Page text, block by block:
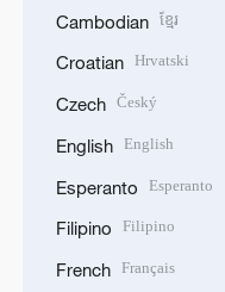
Cambodian ខ្មែរ
Croatian Hrvatski
Czech Český
English English
Esperanto Esperanto
Filipino Filipino
French Français